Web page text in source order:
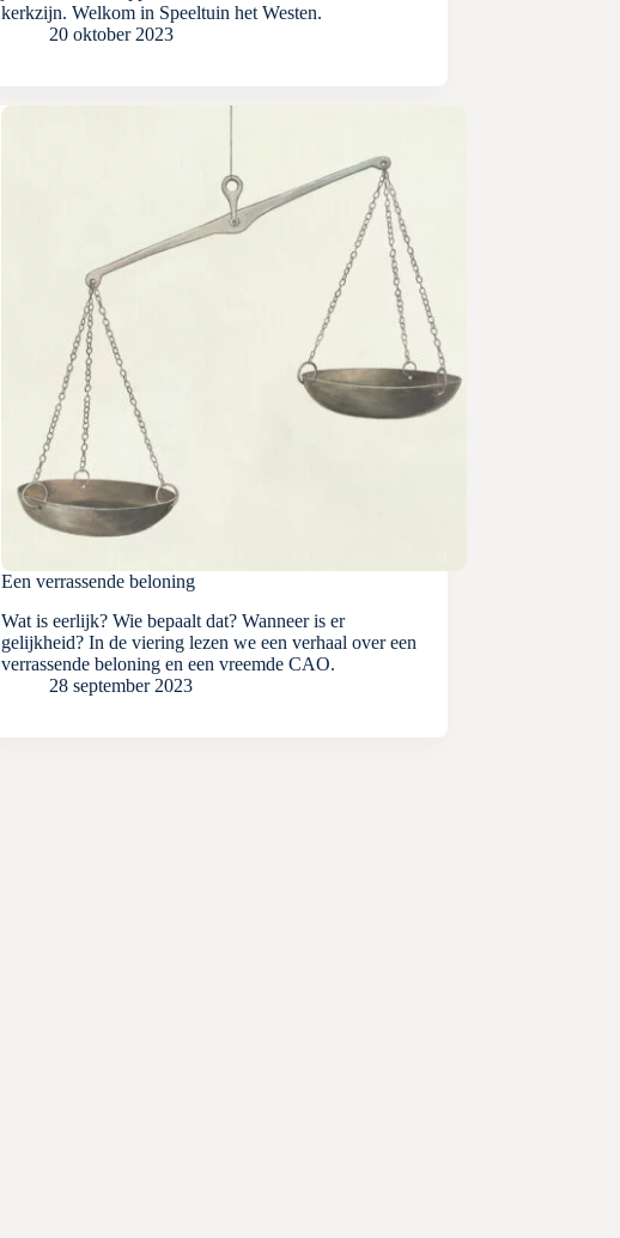
kerkzijn. Welkom in Speeltuin het Westen.
20 oktober 2023
Een verrassende beloning
Wat is eerlijk? Wie bepaalt dat? Wanneer is er
gelijkheid? In de viering lezen we een verhaal over een
verrassende beloning en een vreemde CAO.
28 september 2023